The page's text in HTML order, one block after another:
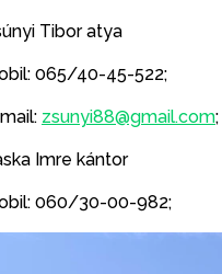
Tibor atya
065/40-45-522;
zsunyi88@gmail.com;
Imre kántor
060/30-00-982;